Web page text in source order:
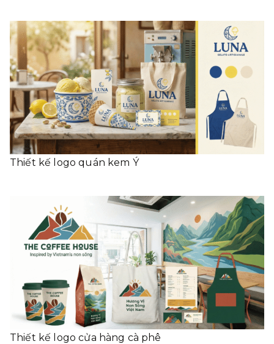
Thiết kế logo quán kem Ý
Thiết kế logo cửa hàng cà phê